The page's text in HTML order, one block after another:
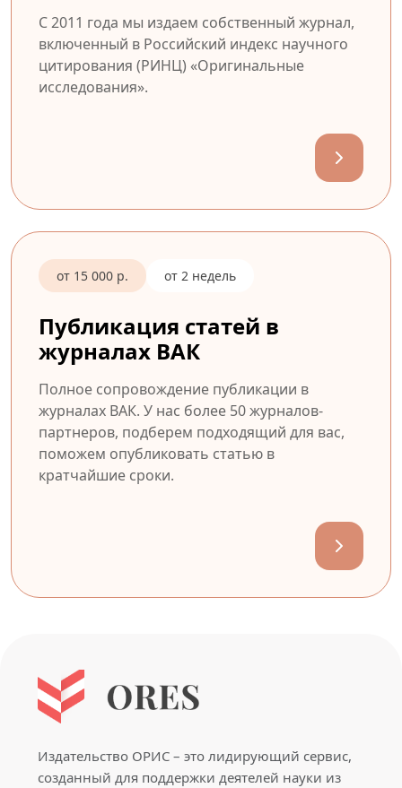
С 2011 года мы издаем собственный журнал,
включенный в Российский индекс научного
цитирования (РИНЦ) «Оригинальные
исследования».
от 15 000 р. от 2 недель
Публикация статей в
журналах ВАК
Полное сопровождение публикации в
журналах ВАК. У нас более 50 журналов-
партнеров, подберем подходящий для вас,
поможем опубликовать статью в
кратчайшие сроки.
Издательство ОРИС – это лидирующий сервис,
созданный для поддержки деятелей науки из